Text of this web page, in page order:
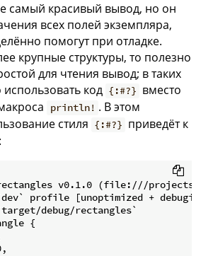
самый красивый вывод, но он
всех полей экземпляра,
помогут при отладке.
крупные структуры, то полезно
для чтения вывод; в таких
код {:#?} вместо
println! . В этом
стиля {:#?} приведёт к
v0.1.0 (file:///projects/
profile [unoptimized +
debug/rectangles`
{